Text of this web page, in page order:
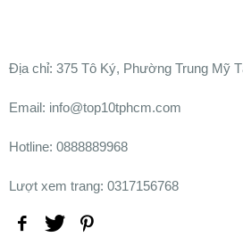
Ðịa chỉ: 375 Tô Ký, Phường Trung Mỹ
Email: info@top10tphcm.com
Hotline: 0888889968
Lượt xem trang: 0317156768